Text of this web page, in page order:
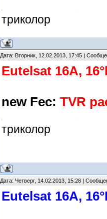
триколор
Дата: Вторник, 12.02.2013, 17:45 |
Eutelsat 16A,
new Fec: TVR
триколор
Дата: Четверг, 14.02.2013, 15:28 |
Eutelsat 16A,